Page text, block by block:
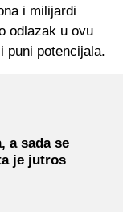
i milijardi
odlazak u ovu
puni potencijala.
a sada se
je jutros